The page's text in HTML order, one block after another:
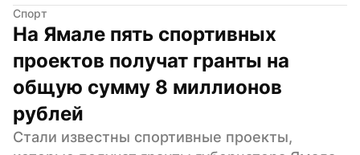
Спорт
На Ямале пять спортивных
проектов получат гранты на
общую сумму 8 миллионов
рублей
Стали известны спортивные проекты,